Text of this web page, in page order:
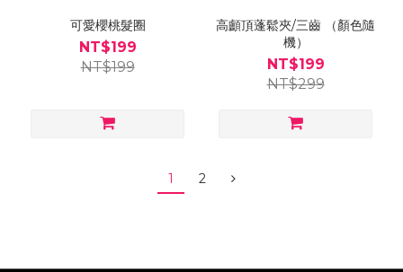
可愛櫻桃髮圈
NT$199
NT$199
高顱頂蓬鬆夾/三齒 （顏色隨
機）
NT$199
NT$299
1 2